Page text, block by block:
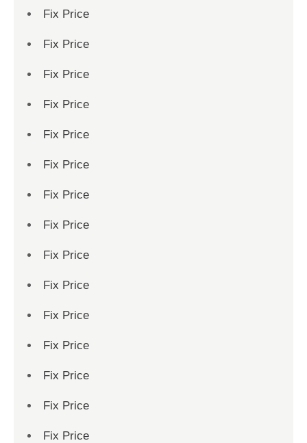
Fix Price
Fix Price
Fix Price
Fix Price
Fix Price
Fix Price
Fix Price
Fix Price
Fix Price
Fix Price
Fix Price
Fix Price
Fix Price
Fix Price
Fix Price